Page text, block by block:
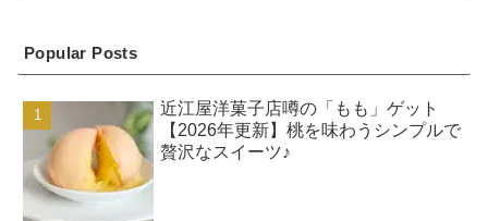
Popular Posts
近江屋洋菓子店噂の「もも」ゲット
【2026年更新】桃を味わうシンプルで
贅沢なスイーツ♪